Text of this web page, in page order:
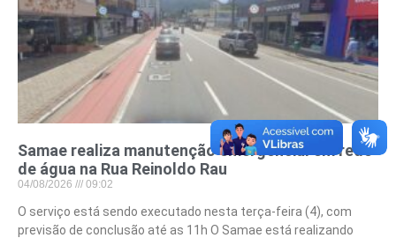
Samae realiza manutenção emergencial em rede
de água na Rua Reinoldo Rau
04/08/2026 09:02
O serviço está sendo executado nesta terça-feira (4), com
previsão de conclusão até as 11h O Samae está realizando